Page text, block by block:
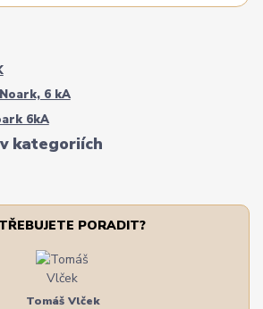
kategoriích
6 kA
6kA
PORADIT?
Tomáš Vlček